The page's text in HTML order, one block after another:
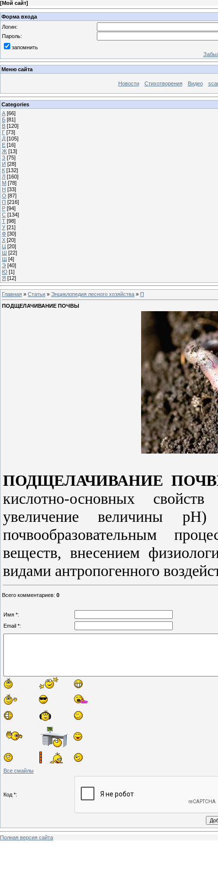
[Мой сайт]
Форма входа
Логин:
Пароль:
запомнить
Меню сайта
Новости Стихотворения Видео
Categories
А [66]
Б [81]
В [120]
Г [73]
Д [105]
Е [16]
Ж [13]
З [75]
И [28]
К [132]
Л [160]
М [78]
Н [33]
О [87]
П [216]
Р [94]
С [134]
Т [98]
У [21]
Ф [30]
Х [20]
Ц [20]
Ш [22]
Щ [4]
Э [40]
Ю [1]
Я [12]
Главная » Статьи » Энциклопедия лесного хозяйства » П
ПОДЩЕЛАЧИВАНИЕ ПОЧВЫ
ПОДЩЕЛАЧИВАНИЕ
кислотно-основных
увеличение величины
почвообразовательным
веществ, внесением
видами антропогенного
Всего комментариев: 0
Имя *:
Email *:
Все смайлы
Код *:
Полная версия сайта